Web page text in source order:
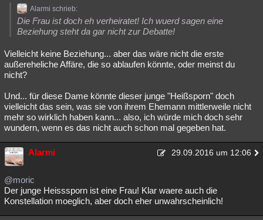
Alarmi schrieb:
Die Frau ist doch eh verheiratet! Ich wuerd sagen eine
Beziehung steht da gar nicht zur Debatte!
Vielleicht keine Beziehung... aber das wäre nicht die erste
außereheliche Affäre, die so ablaufen könnte, oder meinst du
nicht?
Und... für diese Dame könnte dieser junge "Heißsporn" doch
vielleicht das sein, was sie von ihrem Ehemann mittlerweile nicht
mehr so wirklich haben kann... also, ich würde mich doch sehr
wundern, wenn es das nicht auch schon mal gegeben hat.
Alarmi 29.09.2016 um 12:06
@moric
Der junge Heisssporn ist eine Frau! Klar waere auch die
Konstellation moeglich, aber doch eher unwahrscheinlich!